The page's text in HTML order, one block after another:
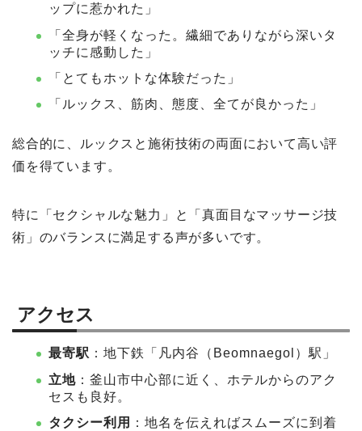
ップに惹かれた」
「全身が軽くなった。繊細でありながら深いタ
ッチに感動した」
「とてもホットな体験だった」
「ルックス、筋肉、態度、全てが良かった」
総合的に、ルックスと施術技術の両面において高い評
価を得ています。
特に「セクシャルな魅力」と「真面目なマッサージ技
術」のバランスに満足する声が多いです。
アクセス
最寄駅 ：地下鉄「凡内谷（Beomnaegol）駅」
立地 ：釜山市中心部に近く、ホテルからのアク
セスも良好。
タクシー利用
：地名を伝えればスムーズに到着